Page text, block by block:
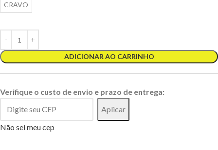
CRAVO
ADICIONAR AO CARRINHO
Verifique o custo de envio e prazo de entrega:
Aplicar
Não sei meu cep